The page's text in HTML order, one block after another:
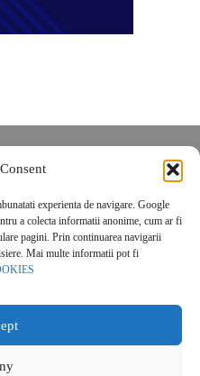
experienta de navigare. Google
a colecta informatii anonime, cum ar fi
pagini. Prin continuarea navigarii
Mai multe informatii pot fi
Reserved.